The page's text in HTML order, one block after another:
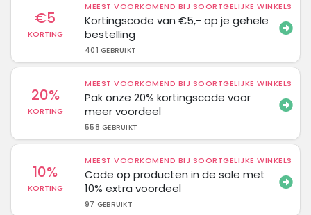
€5
KORTING
MEEST VOORKOMEND BIJ SOORTGELIJKE WINKELS
Kortingscode van €5,- op je gehele
bestelling
401 GEBRUIKT
20%
KORTING
MEEST VOORKOMEND BIJ SOORTGELIJKE WINKELS
Pak onze 20% kortingscode voor
meer voordeel
558 GEBRUIKT
10%
KORTING
MEEST VOORKOMEND BIJ SOORTGELIJKE WINKELS
Code op producten in de sale met
10% extra voordeel
97 GEBRUIKT